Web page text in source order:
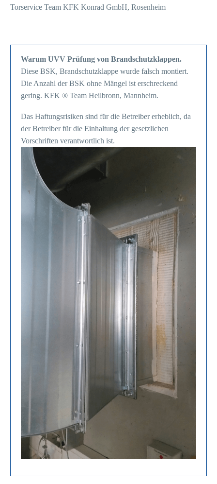
Torservice Team KFK Konrad GmbH, Rosenheim
Warum UVV Prüfung von Brandschutzklappen.
Diese BSK, Brandschutzklappe wurde falsch montiert.
Die Anzahl der BSK ohne Mängel ist erschreckend
gering. KFK ® Team Heilbronn, Mannheim.
Das Haftungsrisiken sind für die Betreiber erheblich, da
der Betreiber für die Einhaltung der gesetzlichen
Vorschriften verantwortlich ist.